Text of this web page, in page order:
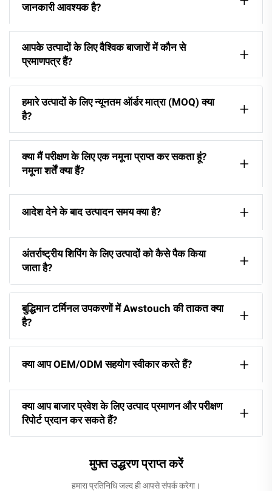
जानकारी आवश्यक है?
आपके उत्पादों के लिए वैश्विक बाजारों में कौन से
प्रमाणपत्र हैं?
हमारे उत्पादों के लिए न्यूनतम ऑर्डर मात्रा (MOQ) क्या
है?
क्या मैं परीक्षण के लिए एक नमूना प्राप्त कर सकता हूं?
नमूना शर्तें क्या हैं?
आदेश देने के बाद उत्पादन समय क्या है?
अंतर्राष्ट्रीय शिपिंग के लिए उत्पादों को कैसे पैक किया
जाता है?
बुद्धिमान टर्मिनल उपकरणों में Awstouch की ताकत क्या
है?
क्या आप OEM/ODM सहयोग स्वीकार करते हैं?
क्या आप बाजार प्रवेश के लिए उत्पाद प्रमाणन और परीक्षण
रिपोर्ट प्रदान कर सकते हैं?
मुफ्त उद्धरण प्राप्त करें
हमारा प्रतिनिधि जल्द ही आपसे संपर्क करेगा।